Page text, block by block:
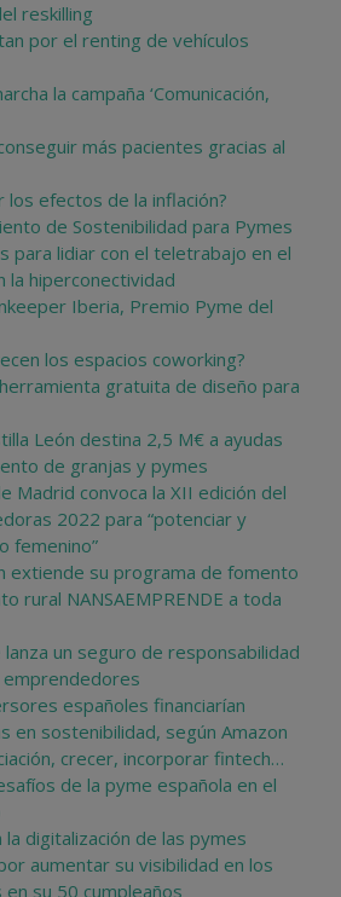
reskilling
por el renting de vehículos
la campaña ‘Comunicación,
más pacientes gracias al
los efectos de la inflación?
de Sostenibilidad para Pymes
para lidiar con el teletrabajo en el
la hiperconectividad
Iberia, Premio Pyme del
los espacios coworking?
gratuita de diseño para
León destina 2,5 M€ a ayudas
de granjas y pymes
Madrid convoca la XII edición del
2022 para “potenciar y
femenino”
extiende su programa de fomento
rural NANSAEMPRENDE a toda
un seguro de responsabilidad
emprendedores
españoles financiarían
en sostenibilidad, según Amazon
crecer, incorporar fintech…
de la pyme española en el
digitalización de las pymes
aumentar su visibilidad en los
su 50 cumpleaños